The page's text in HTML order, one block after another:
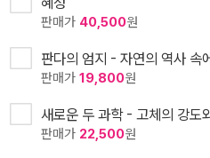
판매가 40,500원
판다의 엄지 - 자연의 역사 속
판매가 19,800원
새로운 두 과학 - 고체의 강도
판매가 22,500원